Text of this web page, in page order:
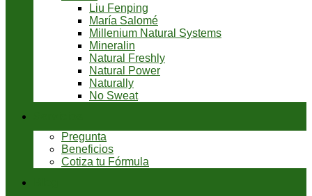
Liu Fenping
María Salomé
Millenium Natural Systems
Mineralin
Natural Freshly
Natural Power
Naturally
No Sweat
Pregunta
Beneficios
Cotiza tu Fórmula